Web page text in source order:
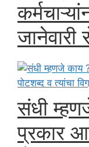
जानेवारी
संधी
प्रकार